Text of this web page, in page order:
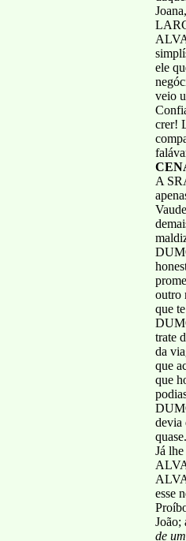
ele
veio
crer!
A
outro
que
trate
da
que
que
devia
Já
esse
João;
de